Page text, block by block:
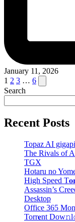
January 11, 2026
Posts
pagination
1 2 3 … 6 Next
page
Search
Recent Posts
Topaz AI
The Rivals of
TGX
Hotaru no
High Speed
Assassin’s
Desktop
Office 365
Torr𝐞nt